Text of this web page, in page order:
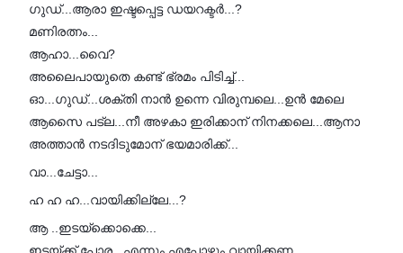
ഗുഡ്...ആരാ ഇഷ്ടപ്പെട്ട ഡയറക്ടർ...?
മണിരത്നം...
ആഹാ...വൈ?
അലൈപായുതെ കണ്ട് ഭ്രമം പിടിച്ച്...
ഓ...ഗുഡ്...ശക്തി നാൻ ഉന്നെ വിരുമ്പലെ...ഉൻ മേലെ
ആസൈ പട്ല...നീ അഴകാ ഇരിക്കാന് നിനക്കലെ...ആനാ
അത്താൻ നടദിടുമോന് ഭയമാരിക്ക്...
വാ...ചേട്ടാ...
ഹ ഹ ഹ...വായിക്കില്ലേ...?
ആ ..ഇടയ്ക്കൊക്കെ...